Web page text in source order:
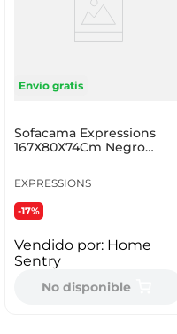
Envío gratis
Sofacama Expressions
167X80X74Cm Negro
EXPRESSIONS
-17%
Vendido por: Home
Sentry
No disponible